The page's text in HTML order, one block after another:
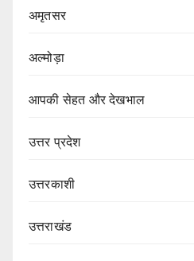
अमृतसर
अल्मोड़ा
आपकी सेहत और देखभाल
उत्तर प्रदेश
उत्तरकाशी
उत्तराखंड